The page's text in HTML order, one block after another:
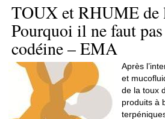
TOUX et RHUME de
Pourquoi il ne faut
codéine – EMA
Après
et
de la toux
produits à